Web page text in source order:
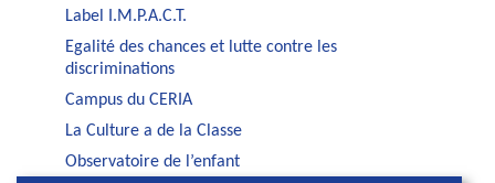
Label I.M.P.A.C.T.
Egalité des chances et lutte contre les
discriminations
Campus du CERIA
La Culture a de la Classe
Observatoire de l’enfant